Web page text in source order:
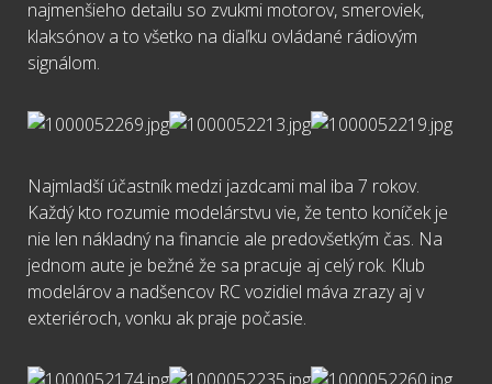
najmenšieho detailu so zvukmi motorov, smeroviek,
klaksónov a to všetko na diaľku ovládané rádiovým
signálom.
Najmladší účastník medzi jazdcami mal iba 7 rokov.
Každý kto rozumie modelárstvu vie, že tento koníček je
nie len nákladný na financie ale predovšetkým čas. Na
jednom aute je bežné že sa pracuje aj celý rok. Klub
modelárov a nadšencov RC vozidiel máva zrazy aj v
exteriéroch, vonku ak praje počasie.